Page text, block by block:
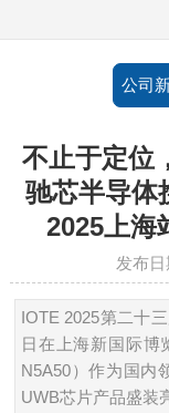
公司
不止于定位
驰芯半导体
2025上海
发布
IOTE 2025第二十
日在上海新国际博
N5A50）作为国内
UWB芯片产品盛装